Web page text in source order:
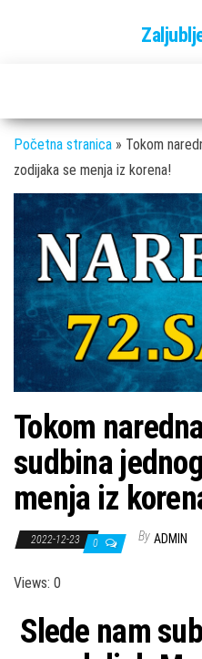
Početna stranica » Tokom
zodijaka se menja iz korena!
Tokom
sudbina
menja iz
2022-12-23 0 By ADMIN
Views: 0
Slede nam